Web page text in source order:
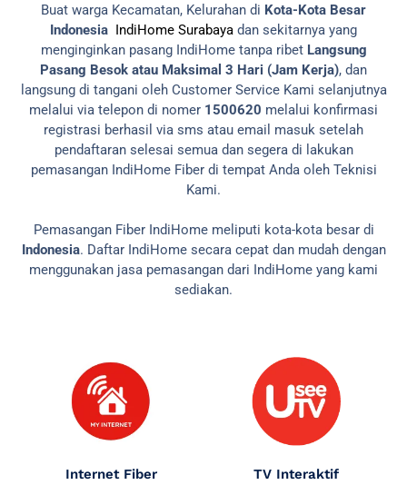
Buat warga Kecamatan, Kelurahan di Kota-Kota Besar
Indonesia IndiHome Surabaya dan sekitarnya yang
menginginkan pasang IndiHome tanpa ribet Langsung
Pasang Besok atau Maksimal 3 Hari (Jam Kerja), dan
langsung di tangani oleh Customer Service Kami selanjutnya
melalui via telepon di nomer 1500620 melalui konfirmasi
registrasi berhasil via sms atau email masuk setelah
pendaftaran selesai semua dan segera di lakukan
pemasangan IndiHome Fiber di tempat Anda oleh Teknisi
Kami.
Pemasangan Fiber IndiHome meliputi kota-kota besar di
Indonesia. Daftar IndiHome secara cepat dan mudah dengan
menggunakan jasa pemasangan dari IndiHome yang kami
sediakan.
Internet Fiber TV Interaktif